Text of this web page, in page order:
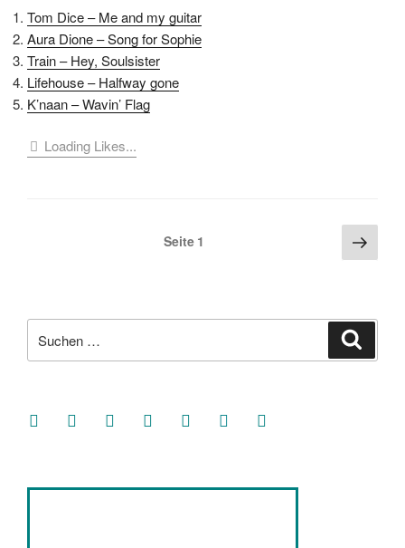
Tom Dice – Me and my guitar
Aura Dione – Song for Sophie
Train – Hey, Soulsister
Lifehouse – Halfway gone
K’naan – Wavin’ Flag
Loading Likes...
Seitennummerierung
Seite 1
Seite
nach:
facebooksoundcloud
twitter mastodoninstagramthreads goodreads